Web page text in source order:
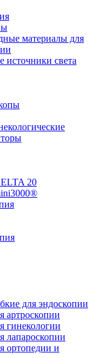
материалы для
источники света
20
для эндоскопии
артроскопии
гинекологии
лапароскопии
ортопедии и